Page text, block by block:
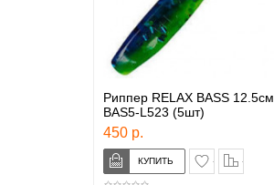
Риппер RELAX BASS 12.5см
BAS5-L523 (5шт)
450 р.
в закладки